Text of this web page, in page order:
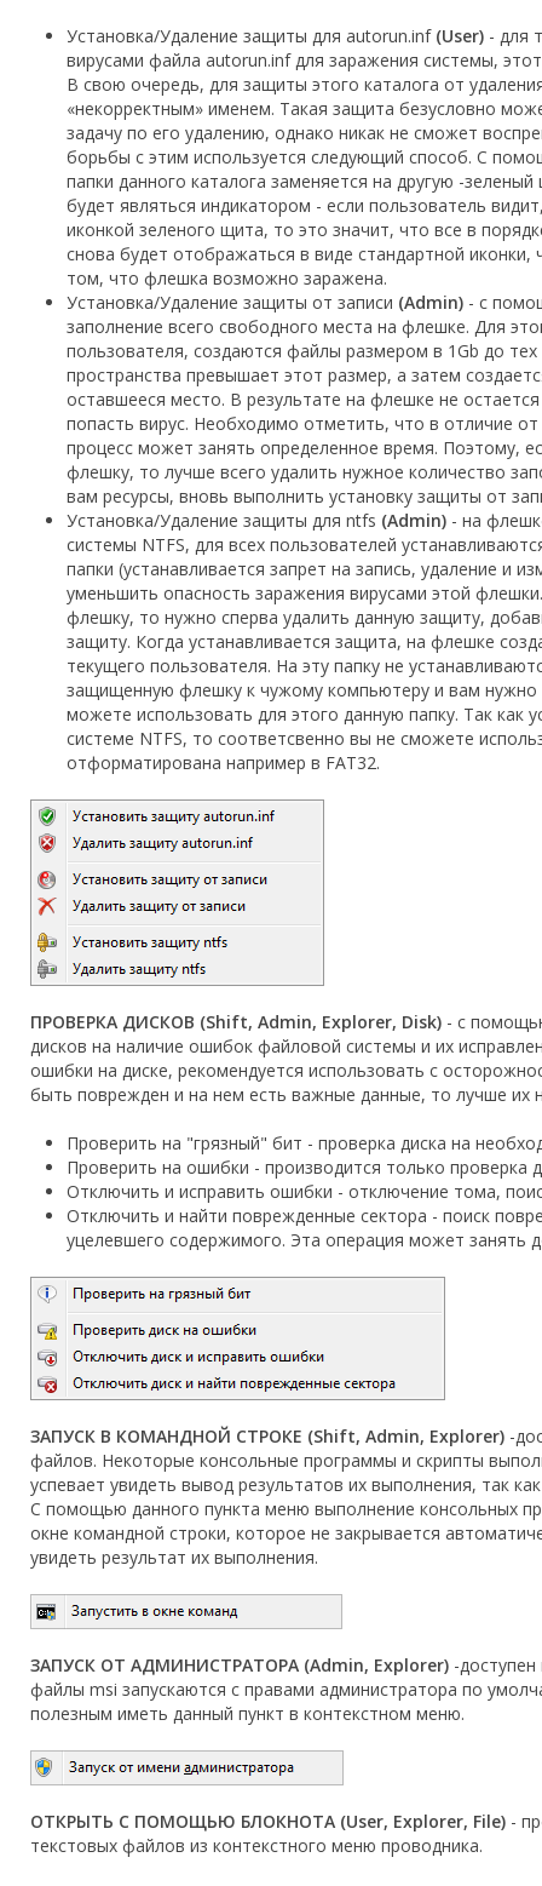
Установка/Удаление защиты для autorun.inf (User) - для
вирусами файла autorun.inf для заражения системы,
В свою очередь, для защиты этого каталога от
«некорректным» именем. Такая защита безусловно
задачу по его удалению, однако никак не сможет
борьбы с этим используется следующий способ. C
папки данного каталога заменяется на другую -
будет являться индикатором - если пользователь
иконкой зеленого щита, то это значит, что все в
снова будет отображаться в виде стандартной
том, что флешка возможно заражена.
Установка/Удаление защиты от записи (Admin) - с
заполнение всего свободного места на флешке. Для
пользователя, создаются файлы размером в 1Gb до
пространства превышает этот размер, а затем
оставшееся место. В результате на флешке не
попасть вирус. Необходимо отметить, что в отличие
процесс может занять определенное время. Поэтому,
флешку, то лучше всего удалить нужное количество
вам ресурсы, вновь выполнить установку защиты от
Установка/Удаление защиты для ntfs (Admin) - на
системы NTFS, для всех пользователей
папки (устанавливается запрет на запись, удаление и
уменьшить опасность заражения вирусами этой
флешку, то нужно сперва удалить данную защиту,
защиту. Когда устанавливается защита, на флешке
текущего пользователя. На эту папку не
защищенную флешку к чужому компьютеру и вам нужно
можете использовать для этого данную папку. Так как
системе NTFS, то соответсвенно вы не сможете
отформатирована например в FAT32.
ПРОВЕРКА ДИСКОВ (Shift, Admin, Explorer, Disk) - с
дисков на наличие ошибок файловой системы и их
ошибки на диске, рекомендуется использовать с
быть поврежден и на нем есть важные данные, то лучше их
Проверить на "грязный" бит - проверка диска на
Проверить на ошибки - производится только проверка
Отключить и исправить ошибки - отключение тома,
Отключить и найти поврежденные сектора - поиск
уцелевшего содержимого. Эта операция может занять
ЗАПУСК В КОМАНДНОЙ СТРОКЕ (Shift, Admin, Explorer) -
файлов. Некоторые консольные программы и скрипты
успевает увидеть вывод результатов их выполнения, так
С помощью данного пункта меню выполнение консольных
окне командной строки, которое не закрывается
увидеть результат их выполнения.
ЗАПУСК ОТ АДМИНИСТРАТОРА (Admin, Explorer) -
файлы msi запускаются с правами администратора по
полезным иметь данный пункт в контекстном меню.
ОТКРЫТЬ С ПОМОЩЬЮ БЛОКНОТА (User, Explorer, File) -
текстовых файлов из контекстного меню проводника.